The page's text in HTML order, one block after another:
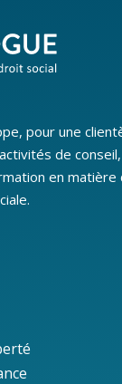
pour une
de
en